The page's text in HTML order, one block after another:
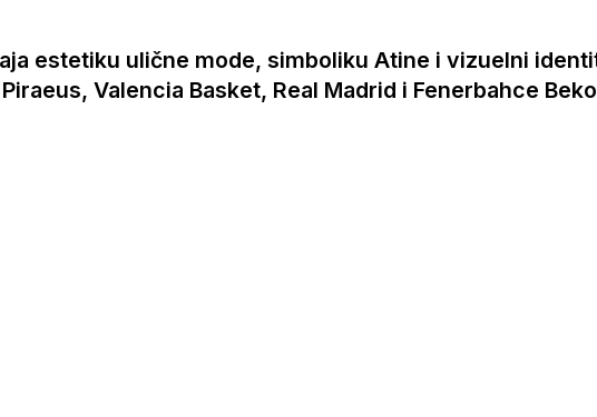
estetiku ulične mode, simboliku Atine i vizuelni
Valencia Basket, Real Madrid i Fenerbahce Beko